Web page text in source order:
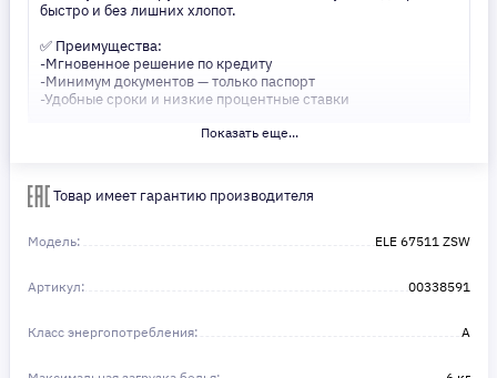
быстро и без лишних хлопот.
✅ Преимущества:
-Мгновенное решение по кредиту
-Минимум документов — только паспорт
-Удобные сроки и низкие процентные ставки
Не откладывайте свои желания на потом! Получите то, что
Показать еще...
Товар имеет гарантию производителя
Модель: ELE 67511 ZSW
Артикул: 00338591
Класс энергопотребления: A